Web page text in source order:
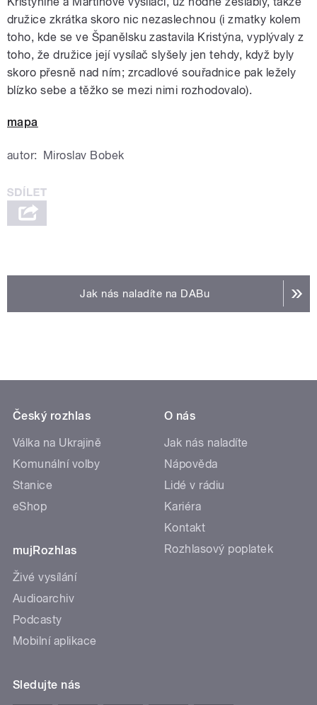
družice zkrátka skoro nic nezaslechnou (i zmatky kolem
toho, kde se ve Španělsku zastavila Kristýna, vyplývaly z
toho, že družice její vysílač slyšely jen tehdy, když byly
skoro přesně nad ním; zrcadlové souřadnice pak ležely
blízko sebe a těžko se mezi nimi rozhodovalo).
mapa
autor: Miroslav Bobek
Jak nás naladíte na DABu
Český rozhlas
Válka na Ukrajině
Komunální volby
Stanice
eShop
mujRozhlas
Živé vysílání
Audioarchiv
Podcasty
Mobilní aplikace
O nás
Jak nás naladíte
Nápověda
Lidé v rádiu
Kariéra
Kontakt
Rozhlasový poplatek
Sledujte nás